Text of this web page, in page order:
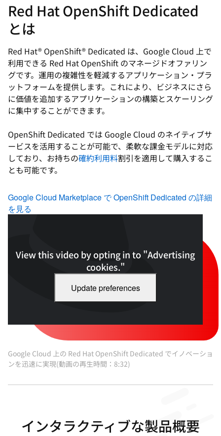
Red Hat OpenShift Dedicated
とは
Red Hat® OpenShift® Dedicated は、Google Cloud 上で
利用できる Red Hat OpenShift のマネージドオファリン
グです。運用の複雑性を軽減するアプリケーション・プラ
ットフォームを提供します。これにより、ビジネスにさら
に価値を追加するアプリケーションの構築とスケーリング
に集中することができます。
OpenShift Dedicated では Google Cloud のネイティブサ
ービスを活用することが可能で、柔軟な課金モデルに対応
しており、お持ちの確約利用料割引を適用して購入するこ
とも可能です。
Google Cloud Marketplace で OpenShift Dedicated の詳細
を見る
View this video by opting in to "Advertising
cookies."
Update preferences
Google Cloud 上の Red Hat OpenShift Dedicated でイノベーショ
ンを迅速に実現(動画の再生時間：8:32)
インタラクティブな製品概要